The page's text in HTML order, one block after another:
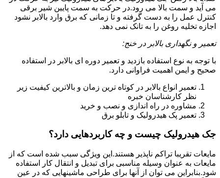
می آید و سمت بالا می رود.در حرکت به سمت پایین شیر برقی
کنترل عمل را به دست گرفته و تا زمانی که برق وارد بالابر نشود
اجازه تخلیه روغن را به تانک نمی دهد.
تعمیر و نگهداری بالابر در خنج:
با توجه به نوع استفاده بازدید و تعمیر دوره ای بالابر در استفاده
صحیح و ایمن اهمیت فراوانی دارد.
تعمیر انواع بالابر در کوتاه ترین زمان و بالاترین کیفیت زیر
نظر کارشناسان خبره
مشاوره در راه اندازی و نصب و خرید
تعمیر پک هیدرولیک و تابلو برق
جک هیدرولیک چیست و چه کاربردهایی دارد؟
مایعات تقریبا تراکم ناپذیر هستند.این ویژگی سبب شده است که از
مایعات به عنوان وسیله مناسبی برای تبدیل و انتقال کار استفاده
شود.بنابراین می توان از آنها برای طراحی ماشینهایی که در عین